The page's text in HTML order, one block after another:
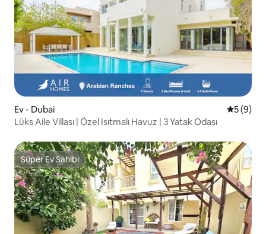
Ev - Dubai 55 (9)
Lüks Aile Villası | Özel Isıtmalı Havuz | 3 Yatak Odası
Süper Ev Sahibi
Süper Ev Sahibi